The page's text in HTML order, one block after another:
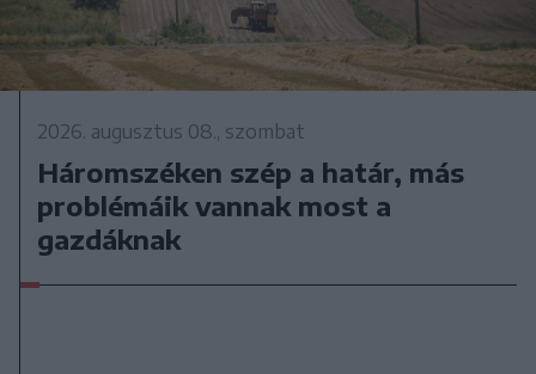
2026. augusztus 08., szombat
Háromszéken szép a határ, más
problémáik vannak most a
gazdáknak